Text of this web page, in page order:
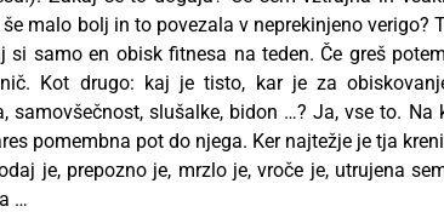
malo bolj in to povezala v neprekinjeno verigo?
samo en obisk fitnesa na teden. Če greš
Kot drugo: kaj je tisto, kar je za
samovšečnost, slušalke, bidon …? Ja, vse to. Na
pomembna pot do njega. Ker najtežje je tja
je, prepozno je, mrzlo je, vroče je, utrujena
…